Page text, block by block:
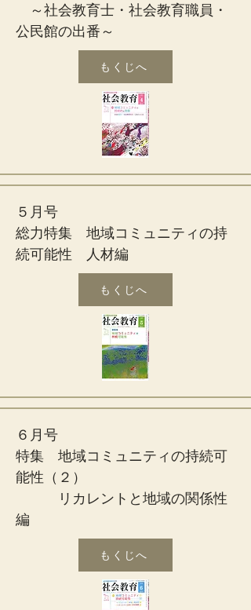
～社会教育士・社会教育職員・
公民館の出番～
もくじへ
５月号
総力特集 地域コミュニティの持
続可能性 人材編
もくじへ
６月号
特集 地域コミュニティの持続可
能性（２）
リカレントと地域の関係性
編
もくじへ